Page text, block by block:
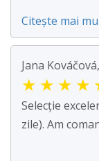
Citește mai
Jana
★ ★ ★ ★
Selecție
zile). Am